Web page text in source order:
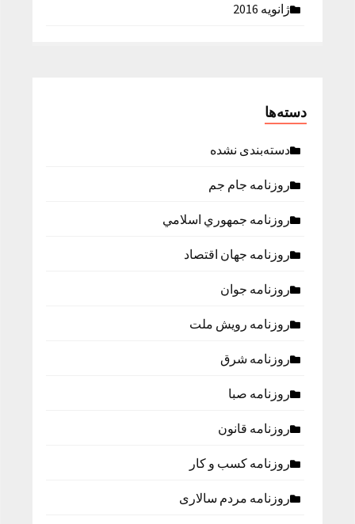
ژانویه 2016
دسته‌ها
دسته‌بندی نشده
روزنامه جام جم
روزنامه جمهوري اسلامي
روزنامه جهان اقتصاد
روزنامه جوان
روزنامه رویش ملت
روزنامه شرق
روزنامه صبا
روزنامه قانون
روزنامه كسب و كار
روزنامه مردم سالاری